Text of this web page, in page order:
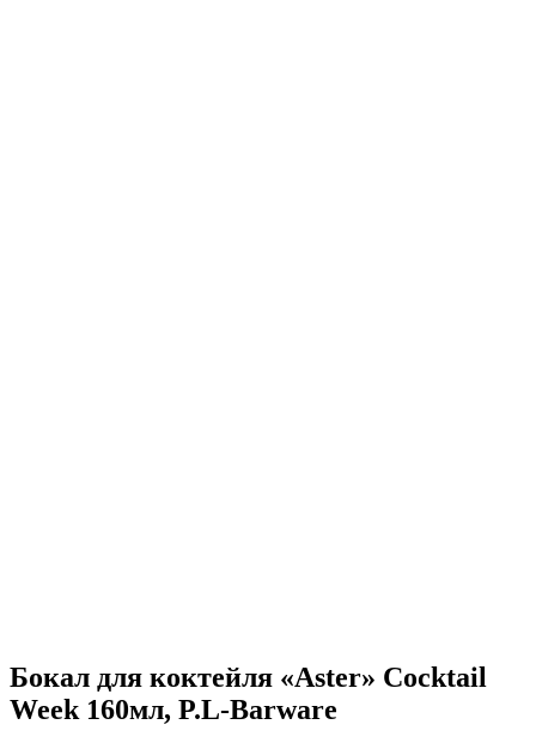
Бокал для коктейля «Aster» Cocktail
Week 160мл, P.L-Barware